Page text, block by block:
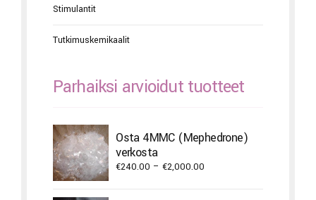
Stimulantit
Tutkimuskemikaalit
Parhaiksi arvioidut tuotteet
Osta 4MMC (Mephedrone)
verkosta
€240.00 – €2,000.00